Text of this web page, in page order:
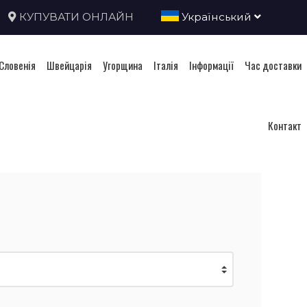
КУПУВАТИ ОНЛАЙН Український
Словенія Швейцарія Угорщина Італія Інформації Час доставки
Контакт